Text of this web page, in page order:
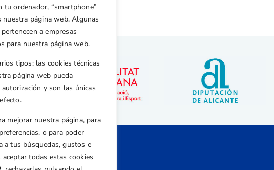
tu ordenador, “smartphone”
página web. Algunas
a empresas
para nuestra página web.
tipos: las cookies técnicas
página web pueda
y son las únicas
mejorar nuestra página, para
o para poder
a tus búsquedas, gustos e
todas estas cookies